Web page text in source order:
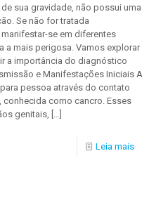
sua gravidade, não possui uma
Se não for tratada
se em diferentes
a mais perigosa. Vamos explorar
a importância do diagnóstico
e Manifestações Iniciais A
pessoa através do contato
como cancro. Esses
genitais, […]
Leia mais